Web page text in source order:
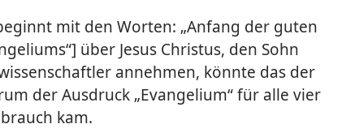
mit den Worten: „Anfang der guten
über Jesus Christus, den Sohn
annehmen, könnte das der
der Ausdruck „Evangelium“ für alle vier
kam.